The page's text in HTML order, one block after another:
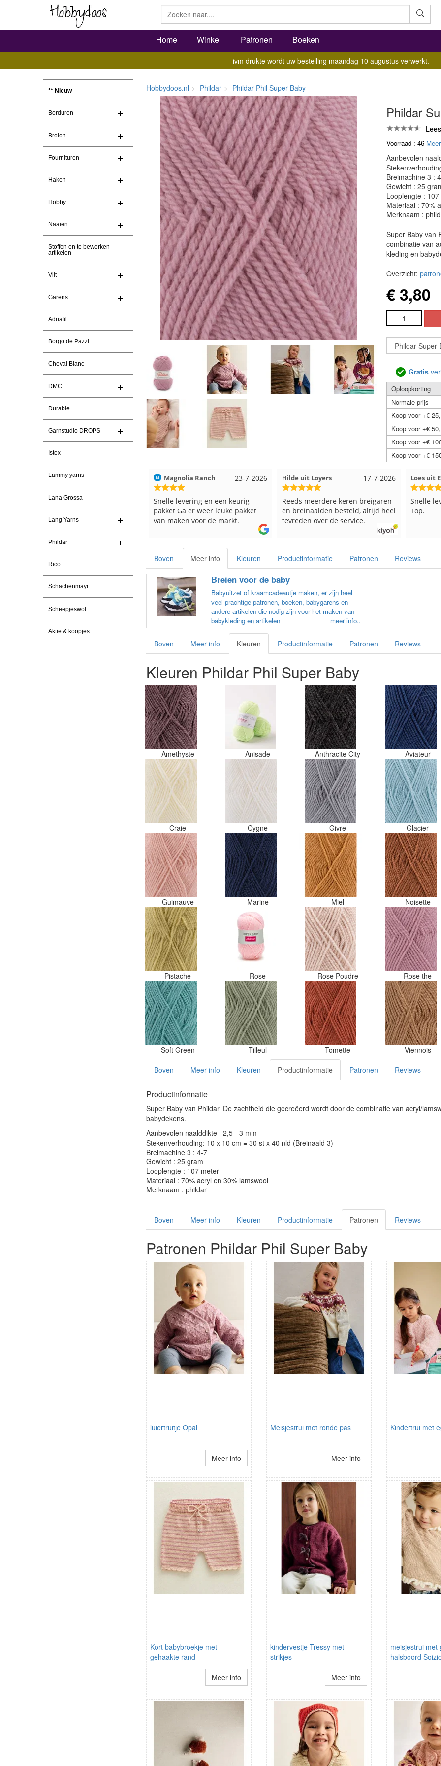
Home Winkel Patronen Boeken
ivm drukte wordt uw bestelling maandag 10 augustus verwerkt.
** Nieuw
Borduren
Breien
Fournituren
Haken
Hobby
Naaien
Stoffen en te bewerken
artikelen
Vilt
Garens
Adriafil
Borgo de Pazzi
Cheval Blanc
DMC
Durable
Garnstudio DROPS
Istex
Lammy yarns
Lana Grossa
Lang Yarns
Phildar
Rico
Schachenmayr
Scheepjeswol
Aktie & koopjes
Hobbydoos.nl Phildar Phildar Phil Super Baby
Phildar
Voorraad : 46
Aanbevolen
Breimachine 3 :
Gewicht : 25
Looplengte :
Materiaal : 70%
Merknaam :
Super Baby van
combinatie van
kleding en
Overzicht:
€ 3,80
Gratis
Oploopkorting
Normale prijs
Koop voor +€
Koop voor +€
Koop voor +€
Koop voor +€
23-7-2026
Magnolia Ranch
Snelle levering en een keurig
pakket Ga er weer leuke pakket
van maken voor de markt.
17-7-2026
Hilde uit Loyers
Reeds meerdere keren breigaren
en breinaalden besteld, altijd heel
tevreden over de service.
12-7-2026
Loes uit EMMELOORD
Snelle levering en keurig verpakt.
Top.
Boven Meer info Kleuren Productinformatie Patronen Reviews
Breien voor de baby
Babyuitzet of kraamcadeautje maken, er zijn heel
veel prachtige patronen, boeken, babygarens en
andere artikelen die nodig zijn voor het maken van
babykleding en artikelen
meer info..
Boven Meer info Kleuren Productinformatie Patronen Reviews
Kleuren Phildar Phil Super Baby
Amethyste Anisade Anthracite City Aviateur
Craie Cygne Givre Glacier
Guimauve Marine Miel Noisette
Pistache Rose Rose Poudre Rose the
Soft Green Tilleul Tomette Viennois
Boven Meer info Kleuren Productinformatie Patronen Reviews
Productinformatie
Super Baby van Phildar. De zachtheid die gecreëerd wordt door de combinatie van acryl/
babydekens.
Aanbevolen naalddikte : 2,5 - 3 mm
Stekenverhouding: 10 x 10 cm = 30 st x 40 nld (Breinaald 3)
Breimachine 3 : 4-7
Gewicht : 25 gram
Looplengte : 107 meter
Materiaal : 70% acryl en 30% lamswool
Merknaam : phildar
Boven Meer info Kleuren Productinformatie Patronen Reviews
Patronen Phildar Phil Super Baby
luiertruitje Opal
Meer info
Meisjestrui met ronde pas
Meer info
Kindertrui met
Kort babybroekje met
gehaakte rand
Meer info
kindervestje Tressy met
strikjes
Meer info
meisjestrui met
halsboord Soizic